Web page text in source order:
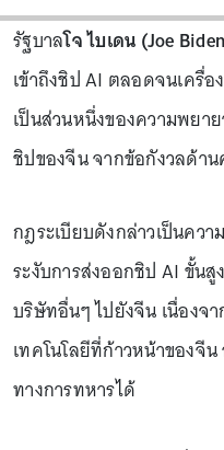
รัฐบาลโจ ไบเดน (Joe
เข้าถึงชิป AI ตลอดจนเครื่
เป็นส่วนหนึ่งของความพย
ชิปของจีน จากข้อกังวลด้า
กฎระเบียบดังกล่าวเป็นคว
ระงับการส่งออกชิป AI ขั้น
บริษัทอื่นๆ ไปยังจีน เนื่องจ
เทคโนโลยีที่ก้าวหน้าของจี
ทางการทหารได้